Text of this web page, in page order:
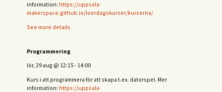
information: https://uppsala-
makerspace.github.io/loerdagskurser/kurserna/
See more details
Programmering
lör, 29 aug @ 12:15- 14:00
Kurs i att programmera för att skapa t.ex. datorspel. Mer
information: https://uppsala-